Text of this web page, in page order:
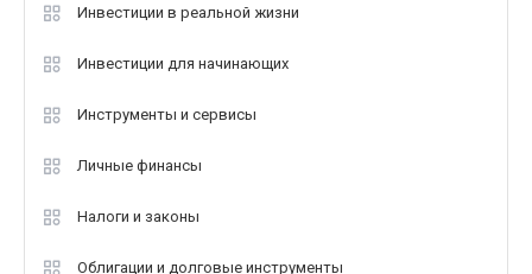
Инвестиции в реальной жизни
Инвестиции для начинающих
Инструменты и сервисы
Личные финансы
Налоги и законы
Облигации и долговые инструменты